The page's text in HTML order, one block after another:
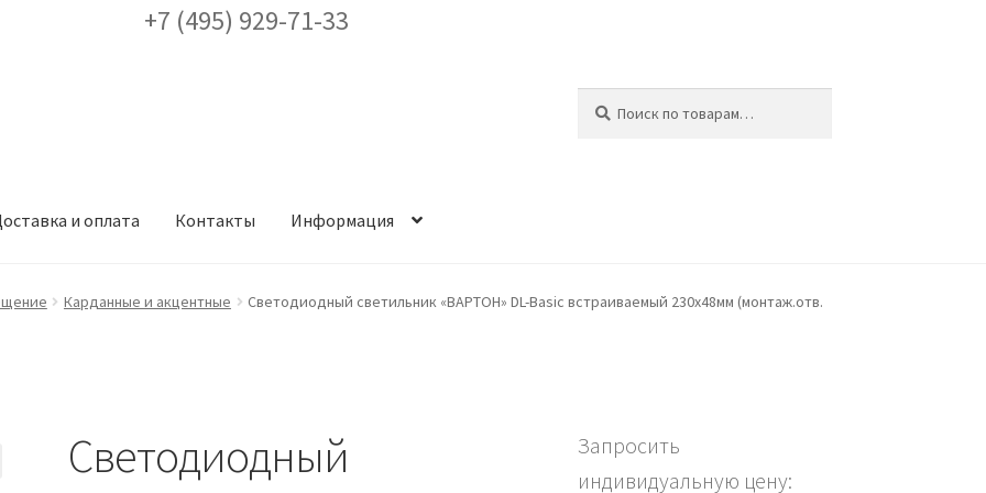
+7 (495) 929-71-33
и оплата Контакты Информация
Доставка и оплата Заказ проекта освещения Корзина
СертификатыТаблица выбора вводного щитка
Карданные и акцентные
Светодиодный светильник «ВАРТОН» DL-Basic встраиваемый 230х48мм (монтаж.отв.
Светодиодный
Запросить
индивидуальную цену: